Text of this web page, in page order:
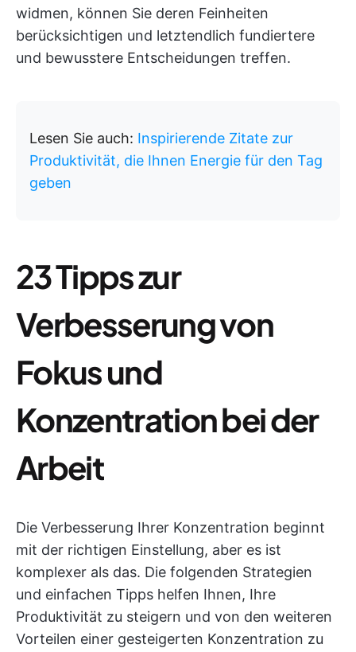
widmen, können Sie deren Feinheiten
berücksichtigen und letztendlich fundiertere
und bewusstere Entscheidungen treffen.
Lesen Sie auch: Inspirierende Zitate zur
Produktivität, die Ihnen Energie für den Tag
geben
23 Tipps zur
Verbesserung von
Fokus und
Konzentration bei der
Arbeit
Die Verbesserung Ihrer Konzentration beginnt
mit der richtigen Einstellung, aber es ist
komplexer als das. Die folgenden Strategien
und einfachen Tipps helfen Ihnen, Ihre
Produktivität zu steigern und von den weiteren
Vorteilen einer gesteigerten Konzentration zu